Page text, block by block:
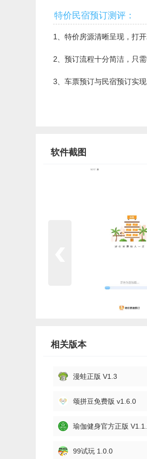
特价民宿预订测评：
1、特价房源清晰呈现，打
2、预订流程十分简洁，只
3、车票预订与民宿预订实
软件截图
相关版本
漫蛙正版 V1.3
颂拼豆免费版 v1.6.0
瑜伽健身官方正版
99试玩 1.0.0